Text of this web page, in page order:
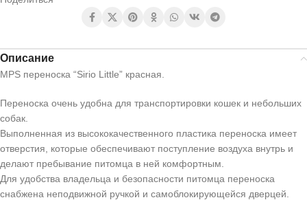
Описание
MPS переноска “Sirio Little” красная.
Переноска очень удобна для транспортировки кошек и небольших
собак.
Выполненная из высококачественного пластика переноска имеет
отверстия, которые обеспечивают поступление воздуха внутрь и
делают пребывание питомца в ней комфортным.
Для удобства владельца и безопасности питомца переноска
снабжена неподвижной ручкой и самоблокирующейся дверцей.